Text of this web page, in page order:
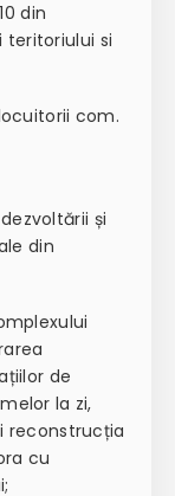
din
teritoriului si
com.
și
din
de
la zi,
reconstrucția
cu